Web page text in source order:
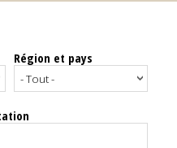
Région et pays